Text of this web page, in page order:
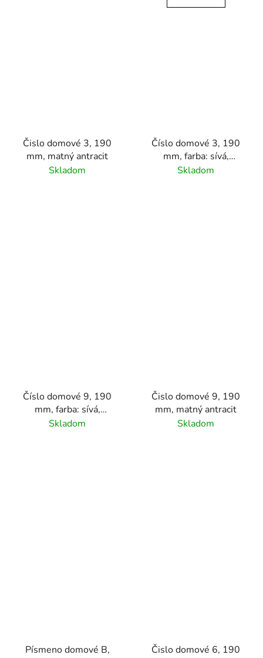
Čislo domové 3, 190
mm, matný antracit
Skladom
Číslo domové 3, 190
mm, farba: sívá,
materiál hliník
Skladom
Číslo domové 9, 190
mm, farba: sívá,
materiál hliník
Skladom
Čislo domové 9, 190
mm, matný antracit
Skladom
Písmeno domové B,
Čislo domové 6, 190